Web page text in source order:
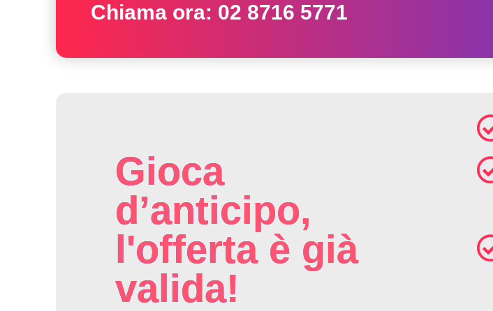
Chiama ora: 02 8716 5771
Gioca
d’anticipo,
l'offerta è già
valida!